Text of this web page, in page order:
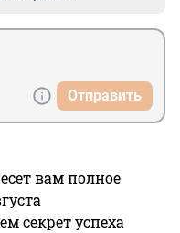
Отправить
вам полное
секрет успеха